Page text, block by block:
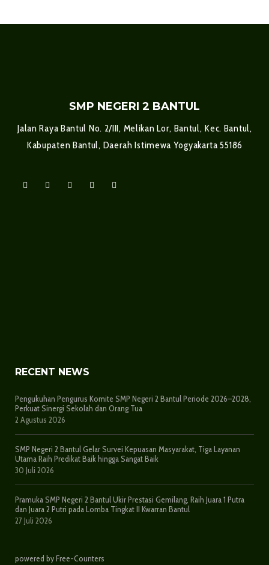
SMP NEGERI 2 BANTUL
Jalan Raya Bantul No. 2/III, Melikan Lor, Bantul, Kec. Bantul,
Kabupaten Bantul, Daerah Istimewa Yogyakarta 55186
RECENT NEWS
Pengukuhan Pengurus Komite SMP Negeri 2 Bantul Periode 2026–2028,
Perkuat Sinergi Sekolah dan Orang Tua
2 Agustus 2026
SMP Negeri 2 Bantul Gelar Survei Kepuasan Masyarakat, Tiga Layanan
Utama Raih Predikat Baik hingga Sangat Baik
30 Juli 2026
Pramuka SMP Negeri 2 Bantul Ukir Prestasi Gemilang, Raih Juara 1 Putra
dan Juara 2 Putri pada Lomba Tingkat II Kwarran Bantul
27 Juli 2026
powered by Free-Counters